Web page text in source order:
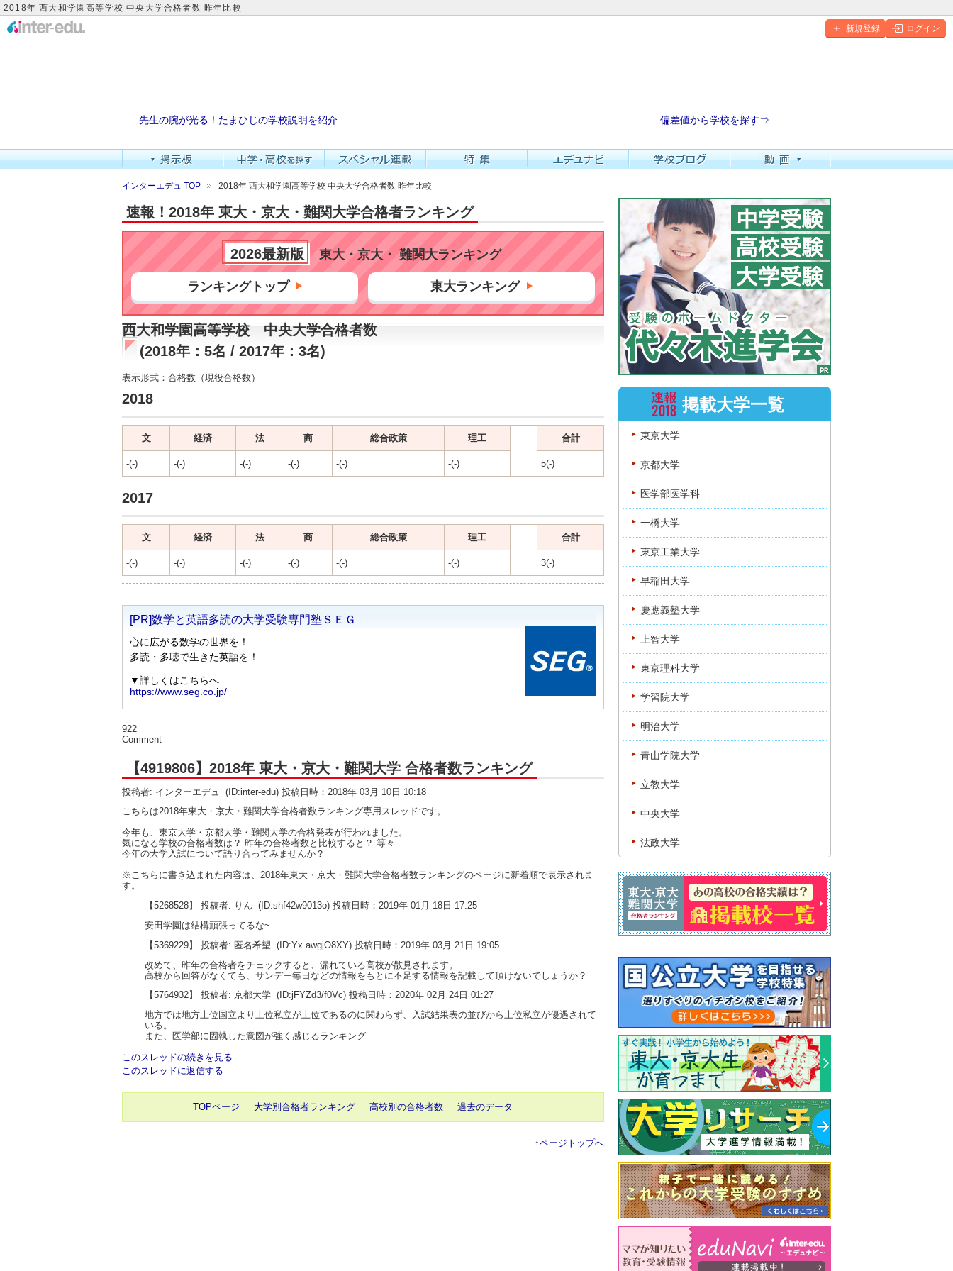
2018年 西大和学園高等学校 中央大学合格者数 昨年比較
新規登録 ログイン
先生の腕が光る！たまひじの学校説明を紹介 偏差値から学校を探す⇒
インターエデュ TOP 2018年 西大和学園高等学校 中央大学合格者数 昨年比較
速報！2018年 東大・京大・難関大学合格者ランキング
2026最新版 東大・京大・ 難関大ランキング
ランキングトップ 東大ランキング
西大和学園高等学校 中央大学合格者数
(2018年：5名 / 2017年：3名)
表示形式：合格数（現役合格数）
2018
文 経済 法 商 総合政策 理工 合計
-(-) -(-) -(-) -(-) -(-) -(-) 5(-)
2017
文 経済 法 商 総合政策 理工 合計
-(-) -(-) -(-) -(-) -(-) -(-) 3(-)
922
Comment
【4919806】2018年 東大・京大・難関大学 合格者数ランキング
投稿者: インターエデュ
(ID:inter-edu) 投稿日時：2018年 03月 10日 10:18
こちらは2018年東大・京大・難関大学合格者数ランキング専用スレッドです。
今年も、東京大学・京都大学・難関大学の合格発表が行われました。
気になる学校の合格者数は？ 昨年の合格者数と比較すると？ 等々
今年の大学入試について語り合ってみませんか？
※こちらに書き込まれた内容は、2018年東大・京大・難関大学合格者数ランキングのページに新着順で表示されま
す。
【5268528】 投稿者: りん (ID:shf42w9013o) 投稿日時：2019年 01月 18日 17:25
安田学園は結構頑張ってるな~
【5369229】 投稿者: 匿名希望 (ID:Yx.awgjO8XY) 投稿日時：2019年 03月 21日 19:05
改めて、昨年の合格者をチェックすると、漏れている高校が散見されます。
高校から回答がなくても、サンデー毎日などの情報をもとに不足する情報を記載して頂けないでしょうか？
【5764932】 投稿者: 京都大学 (ID:jFYZd3/f0Vc) 投稿日時：2020年 02月 24日 01:27
地方では地方上位国立より上位私立が上位であるのに関わらず、入試結果表の並びから上位私立が優遇されて
いる。
また、医学部に固執した意図が強く感じるランキング
このスレッドの続きを見る
このスレッドに返信する
TOPページ 大学別合格者ランキング 高校別の合格者数 過去のデータ
↑ページトップへ
掲載大学一覧
東京大学
京都大学
医学部医学科
一橋大学
東京工業大学
早稲田大学
慶應義塾大学
上智大学
東京理科大学
学習院大学
明治大学
青山学院大学
立教大学
中央大学
法政大学